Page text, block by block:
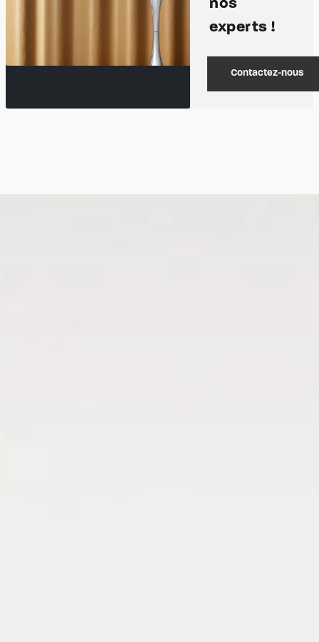
nos
experts !
Contactez-nous